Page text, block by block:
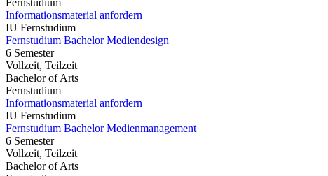
Informationsmaterial anfordern
IU Fernstudium
Fernstudium Bachelor Mediendesign
6 Semester
Vollzeit, Teilzeit
Bachelor of Arts
Fernstudium
Informationsmaterial anfordern
IU Fernstudium
Fernstudium Bachelor Medienmanagement
6 Semester
Vollzeit, Teilzeit
Bachelor of Arts